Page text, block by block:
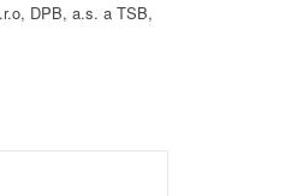
DPB, a.s. a TSB,